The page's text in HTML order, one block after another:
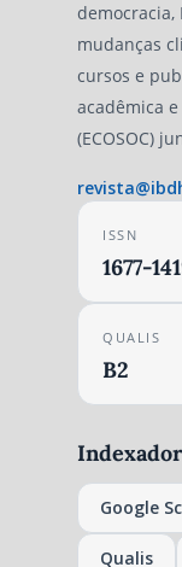
democracia,
mudanças
cursos e
acadêmica
(ECOSOC)
ISSN
1677-
QUALIS
B2
Google
Qualis